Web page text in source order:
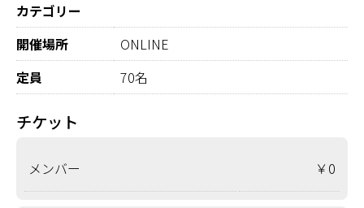
カテゴリー
開催場所
ONLINE
定員
70名
チケット
メンバー ￥0